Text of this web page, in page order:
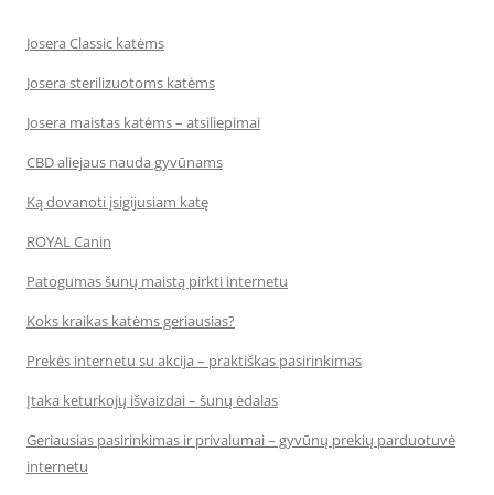
Josera Classic katėms
Josera sterilizuotoms katėms
Josera maistas katėms – atsiliepimai
CBD aliejaus nauda gyvūnams
Ką dovanoti įsigijusiam katę
ROYAL Canin
Patogumas šunų maistą pirkti internetu
Koks kraikas katėms geriausias?
Prekės internetu su akcija – praktiškas pasirinkimas
Įtaka keturkojų išvaizdai – šunų ėdalas
Geriausias pasirinkimas ir privalumai – gyvūnų prekių parduotuvė
internetu